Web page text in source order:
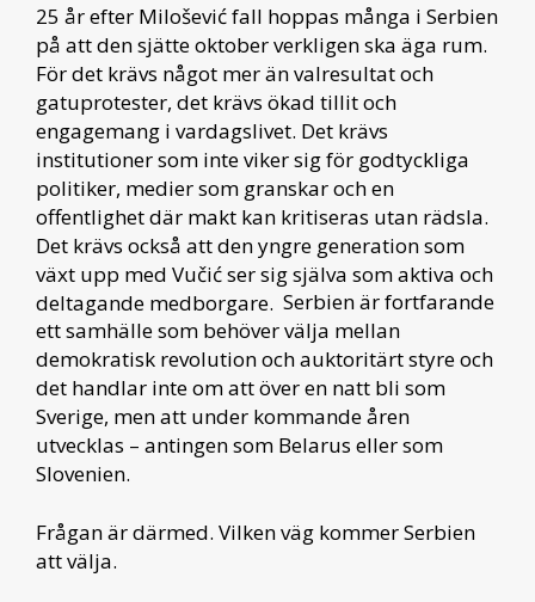
25 år efter Milošević fall hoppas många i Serbien
på att den sjätte oktober verkligen ska äga rum.
För det krävs något mer än valresultat och
gatuprotester, det krävs ökad tillit och
engagemang i vardagslivet. Det krävs
institutioner som inte viker sig för godtyckliga
politiker, medier som granskar och en
offentlighet där makt kan kritiseras utan rädsla.
Det krävs också att den yngre generation som
växt upp med Vučić ser sig själva som aktiva och
deltagande medborgare. Serbien är fortfarande
ett samhälle som behöver välja mellan
demokratisk revolution och auktoritärt styre och
det handlar inte om att över en natt bli som
Sverige, men att under kommande åren
utvecklas – antingen som Belarus eller som
Slovenien.
Frågan är därmed. Vilken väg kommer Serbien
att välja.